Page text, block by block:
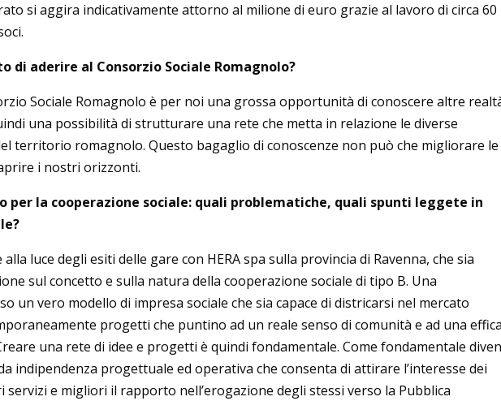
si aggira indicativamente attorno al milione di euro grazie al lavoro di circa 60
di aderire al Consorzio Sociale Romagnolo?
Sociale Romagnolo è per noi una grossa opportunità di conoscere altre
una possibilità di strutturare una rete che metta in relazione le diverse
territorio romagnolo. Questo bagaglio di conoscenze non può che migliorare le
i nostri orizzonti.
per la cooperazione sociale: quali problematiche, quali spunti leggete in
alla luce degli esiti delle gare con HERA spa sulla provincia di Ravenna, che sia
sul concetto e sulla natura della cooperazione sociale di tipo B. Una
un vero modello di impresa sociale che sia capace di districarsi nel mercato
progetti che puntino ad un reale senso di comunità e ad una
una rete di idee e progetti è quindi fondamentale. Come fondamentale
indipendenza progettuale ed operativa che consenta di attirare l’interesse dei
e migliori il rapporto nell’erogazione degli stessi verso la Pubblica